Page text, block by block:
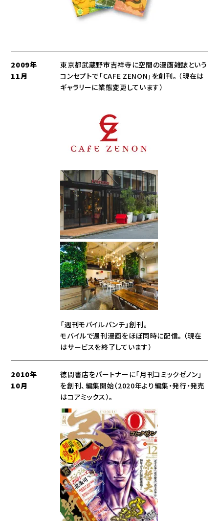
2009年
11月
東京都武蔵野市吉祥寺に空間の漫画雑誌という
コンセプトで「CAFE ZENON」を創刊。（現在は
ギャラリーに業態変更しています）
「週刊モバイルバンチ」創刊。
モバイルで週刊漫画をほぼ同時に配信。（現在
はサービスを終了しています）
2010年
10月
徳間書店をパートナーに「月刊コミックゼノン」
を創刊、編集開始（2020年より編集・発行・発売
はコアミックス）。